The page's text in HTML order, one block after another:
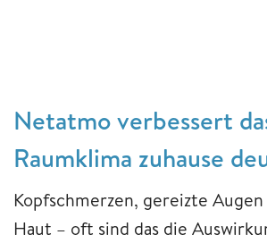
Netatmo verbessert
Raumklima zuhause
Kopfschmerzen, gereizte
Haut – oft sind das die